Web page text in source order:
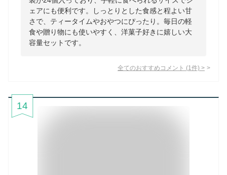
ェアにも便利です。しっとりとした食感と程よい甘
さで、ティータイムやおやつにぴったり。毎日の軽
食や贈り物にも使いやすく、洋菓子好きに嬉しい大
容量セットです。
全てのおすすめコメント (1 件) >
14